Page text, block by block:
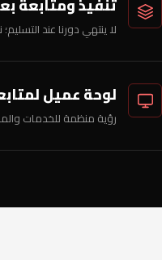
لا ينتهي دورنا عند
لوحة عميل
رؤية منظمة للخدمات